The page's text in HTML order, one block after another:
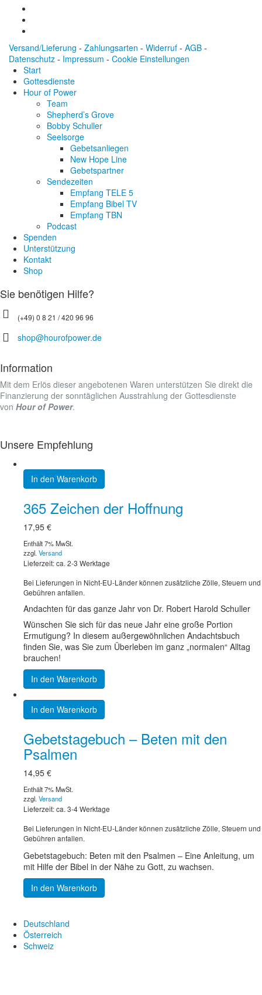
Versand/Lieferung - Zahlungsarten - Widerruf - AGB -
Datenschutz - Impressum - Cookie Einstellungen
Start
Gottesdienste
Hour of Power
Team
Shepherd’s Grove
Bobby Schuller
Seelsorge
Gebetsanliegen
New Hope Line
Gebetspartner
Sendezeiten
Empfang TELE 5
Empfang Bibel TV
Empfang TBN
Podcast
Spenden
Unterstützung
Kontakt
Shop
Sie benötigen Hilfe?
(+49) 0 8 21 / 420 96 96
shop@hourofpower.de
Information
Mit dem Erlös dieser angebotenen Waren unterstützen Sie direkt die
Finanzierung der sonntäglichen Ausstrahlung der Gottesdienste
von Hour of Power.
Unsere Empfehlung
In den Warenkorb
365 Zeichen der Hoffnung
17,95 €
Enthält 7% MwSt.
zzgl. Versand
Lieferzeit: ca. 2-3 Werktage
Bei Lieferungen in Nicht-EU-Länder können zusätzliche Zölle, Steuern und
Gebühren anfallen.
Andachten für das ganze Jahr von Dr. Robert Harold Schuller
Wünschen Sie sich für das neue Jahr eine große Portion
Ermutigung? In diesem außergewöhnlichen Andachtsbuch
finden Sie, was Sie zum Überleben im ganz „normalen“ Alltag
brauchen!
In den Warenkorb
In den Warenkorb
Gebetstagebuch – Beten mit den
Psalmen
14,95 €
Enthält 7% MwSt.
zzgl. Versand
Lieferzeit: ca. 3-4 Werktage
Bei Lieferungen in Nicht-EU-Länder können zusätzliche Zölle, Steuern und
Gebühren anfallen.
Gebetstagebuch: Beten mit den Psalmen – Eine Anleitung, um
mit Hilfe der Bibel in der Nähe zu Gott, zu wachsen.
In den Warenkorb
Deutschland
Österreich
Schweiz